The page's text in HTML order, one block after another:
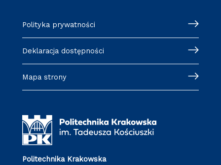
Polityka prywatności
Deklaracja dostępności
Mapa strony
Politechnika Krakowska